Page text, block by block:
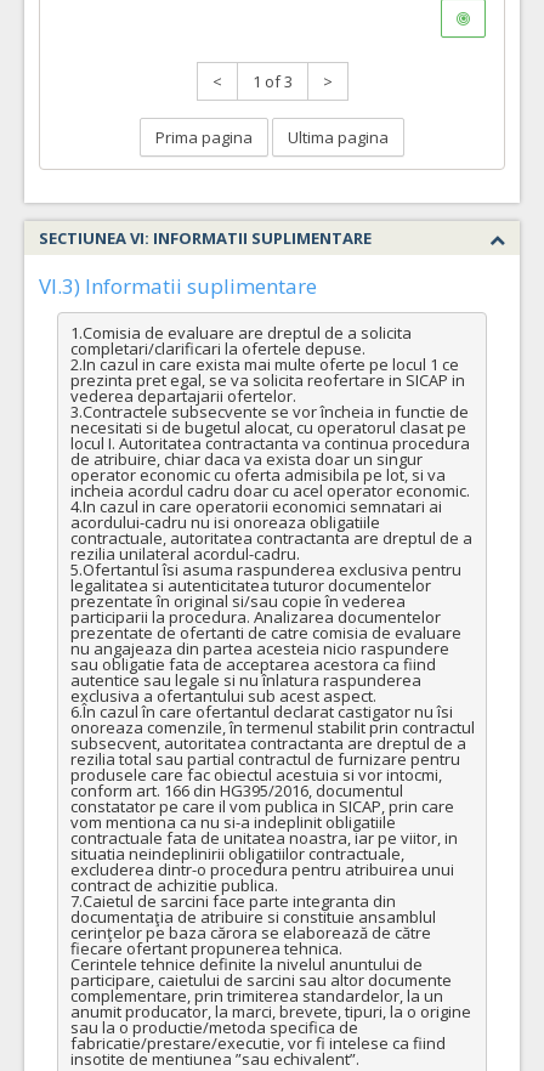
< 1 of 3 >
Prima pagina Ultima pagina
SECTIUNEA VI: INFORMATII SUPLIMENTARE
VI.3) Informatii suplimentare
1.Comisia de evaluare are dreptul de a solicita
completari/clarificari la ofertele depuse.
2.In cazul in care exista mai multe oferte pe locul 1 ce
prezinta pret egal, se va solicita reofertare in SICAP in
vederea departajarii ofertelor.
3.Contractele subsecvente se vor încheia in functie de
necesitati si de bugetul alocat, cu operatorul clasat pe
locul I. Autoritatea contractanta va continua procedura
de atribuire, chiar daca va exista doar un singur
operator economic cu oferta admisibila pe lot, si va
incheia acordul cadru doar cu acel operator economic.
4.In cazul in care operatorii economici semnatari ai
acordului-cadru nu isi onoreaza obligatiile
contractuale, autoritatea contractanta are dreptul de a
rezilia unilateral acordul-cadru.
5.Ofertantul îsi asuma raspunderea exclusiva pentru
legalitatea si autenticitatea tuturor documentelor
prezentate în original si/sau copie în vederea
participarii la procedura. Analizarea documentelor
prezentate de ofertanti de catre comisia de evaluare
nu angajeaza din partea acesteia nicio raspundere
sau obligatie fata de acceptarea acestora ca fiind
autentice sau legale si nu înlatura raspunderea
exclusiva a ofertantului sub acest aspect.
6.În cazul în care ofertantul declarat castigator nu îsi
onoreaza comenzile, în termenul stabilit prin contractul
subsecvent, autoritatea contractanta are dreptul de a
rezilia total sau partial contractul de furnizare pentru
produsele care fac obiectul acestuia si vor intocmi,
conform art. 166 din HG395/2016, documentul
constatator pe care il vom publica in SICAP, prin care
vom mentiona ca nu si-a indeplinit obligatiile
contractuale fata de unitatea noastra, iar pe viitor, in
situatia neindeplinirii obligatiilor contractuale,
excluderea dintr-o procedura pentru atribuirea unui
contract de achizitie publica.
7.Caietul de sarcini face parte integranta din
documentaţia de atribuire si constituie ansamblul
cerinţelor pe baza cărora se elaborează de către
fiecare ofertant propunerea tehnica.
Cerintele tehnice definite la nivelul anuntului de
participare, caietului de sarcini sau altor documente
complementare, prin trimiterea standardelor, la un
anumit producator, la marci, brevete, tipuri, la o origine
sau la o productie/metoda specifica de
fabricatie/prestare/executie, vor fi intelese ca fiind
insotite de mentiunea ”sau echivalent”.